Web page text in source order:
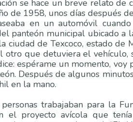
se hace un breve relato de
de 1958, unos días después
en un automóvil
panteón municipal ubicado a
ciudad de Texcoco, estado de
otro que detuviera el vehículo,
espérame un momento, voy
Después de algunos
en la mano.
trabajaban para la
el proyecto avícola que